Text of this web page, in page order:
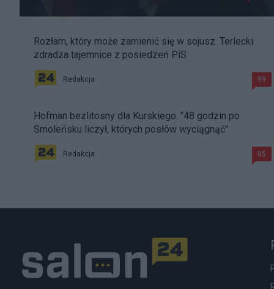
Rozłam, który może zamienić się w sojusz. Terlecki
zdradza tajemnice z posiedzeń PiS
Redakcja 89
Hofman bezlitosny dla Kurskiego. "48 godzin po
Smoleńsku liczył, których posłów wyciągnąć"
Redakcja 85